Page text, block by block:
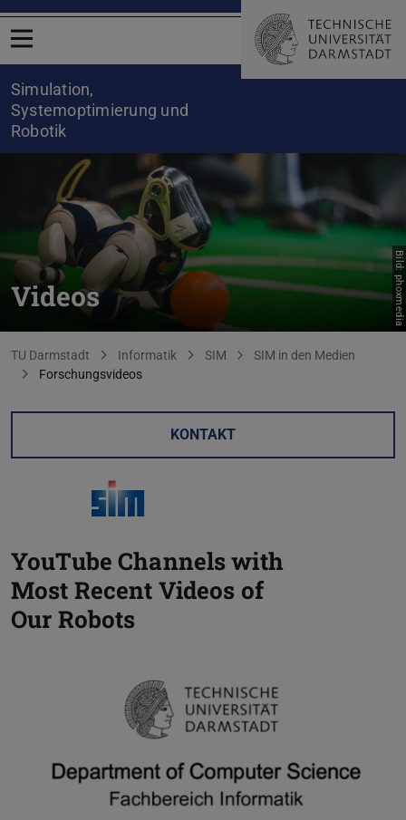
Menü öffnen
Simulation,
Systemoptimierung und
Robotik
Videos Bild: phoxmedia
Sie befinden sich hier:
TU Darmstadt Informatik SIM
SIM in den Medien
Forschungsvideos
KONTAKT
YouTube Channels with
Most Recent Videos of
Our Robots